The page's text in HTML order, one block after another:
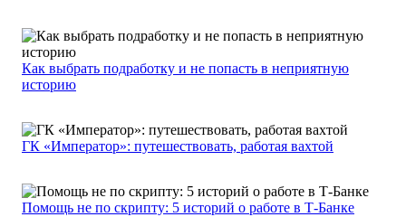
Как выбрать подработку и не попасть в неприятную
историю
ГК «Император»: путешествовать, работая вахтой
Помощь не по скрипту: 5 историй о работе в Т-Банке